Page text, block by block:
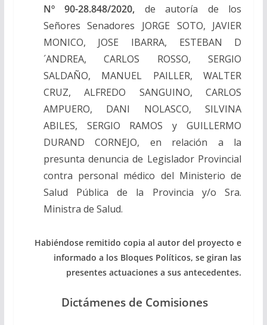
Nº 90-28.848/2020, de autoría de los
Señores Senadores JORGE SOTO, JAVIER
MONICO, JOSE IBARRA, ESTEBAN D
´ANDREA, CARLOS ROSSO, SERGIO
SALDAÑO, MANUEL PAILLER, WALTER
CRUZ, ALFREDO SANGUINO, CARLOS
AMPUERO, DANI NOLASCO, SILVINA
ABILES, SERGIO RAMOS y GUILLERMO
DURAND CORNEJO, en relación a la
presunta denuncia de Legislador Provincial
contra personal médico del Ministerio de
Salud Pública de la Provincia y/o Sra.
Ministra de Salud.
Habiéndose remitido copia al autor del proyecto e
informado a los Bloques Políticos, se giran las
presentes actuaciones a sus antecedentes.
Dictámenes de Comisiones